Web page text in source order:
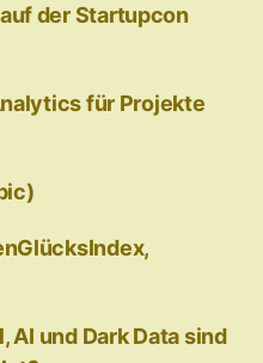
der Startupcon
für Projekte
AI und Dark Data sind